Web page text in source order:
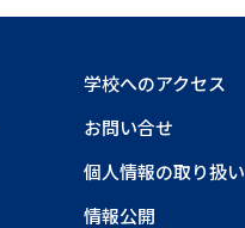
学校へのアクセス
お問い合せ
個人情報の取り扱い
情報公開